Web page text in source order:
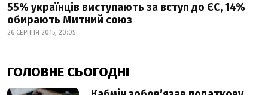
55% українців виступають за вступ до ЄС, 14%
обирають Митний союз
26 СЕРПНЯ 2015, 20:05
ГОЛОВНЕ СЬОГОДНІ